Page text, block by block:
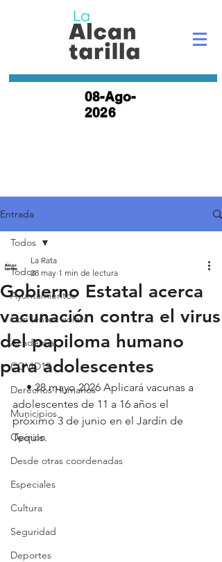
08-Ago-
2026
Entrada
Todos
Ayuntamientos
Con lentes violeta
Academia
COVID19
Derechos Humanos
Municipios
Opinión
Desde otras coordenadas
Especiales
Cultura
Seguridad
Deportes
Todos
Gobierno Estatal acerca
vacunación contra el virus
del papiloma humano
para adolescentes
La Rata
28 may 1 min de lectura
     • 28 mayo 2026 Aplicará vacunas a
adolescentes de 11 a 16 años el
próximo 3 de junio en el Jardín de
Tequis.